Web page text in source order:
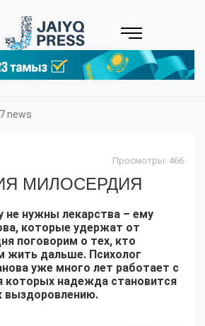
news
Просмотры: 466
МИЛОСЕРДИЯ
не нужны лекарства – ему
которые удержат от
поговорим о тех, кто
жить дальше. Психолог
уже много лет работает с
которых надежда становится